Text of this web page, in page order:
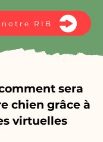
RIB
sera
chien grâce à
virtuelles